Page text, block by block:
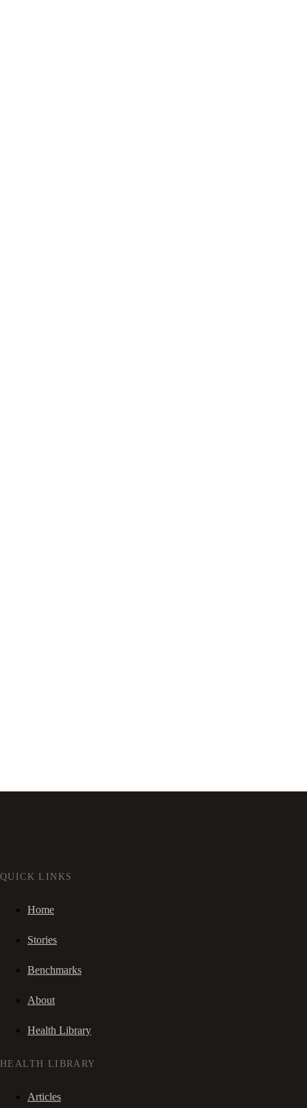
QUICK LINKS
Home
Stories
Benchmarks
About
Health Library
HEALTH LIBRARY
Articles